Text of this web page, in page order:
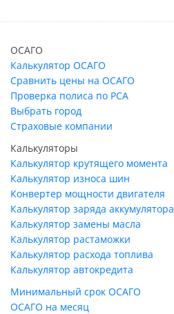
ОСАГО
Калькулятор ОСАГО
Сравнить цены на ОСАГО
Проверка полиса по РСА
Выбрать город
Страховые компании
Калькуляторы
Калькулятор крутящего момента
Калькулятор износа шин
Конвертер мощности двигателя
Калькулятор заряда аккумулятора
Калькулятор замены масла
Калькулятор растаможки
Калькулятор расхода топлива
Калькулятор автокредита
Минимальный срок ОСАГО
ОСАГО на месяц